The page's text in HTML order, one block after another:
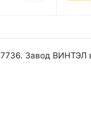
Завод ВИНТЭЛ